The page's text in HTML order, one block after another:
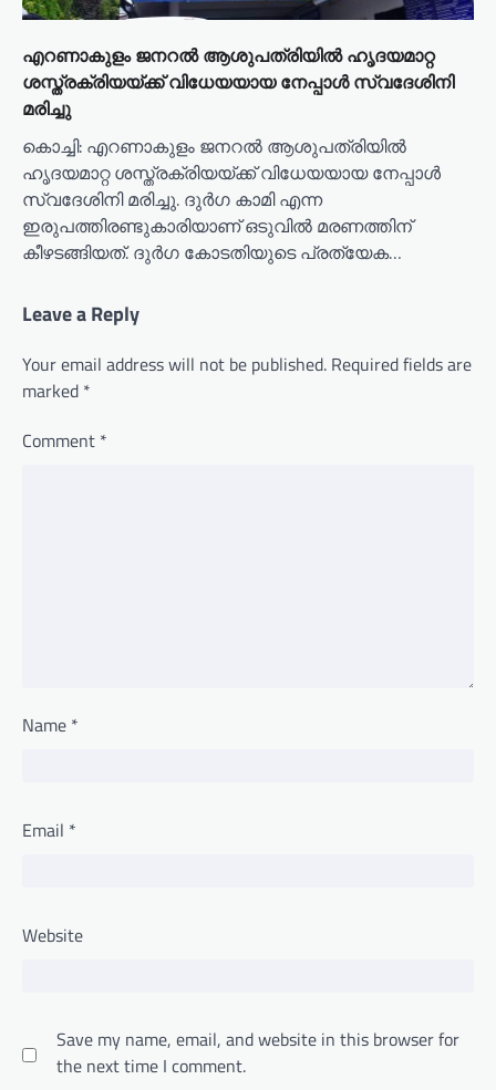
എറണാകുളം ജനറൽ ആശുപത്രിയിൽ ഹൃദയമാറ്റ
ശസ്ത്രക്രിയയ്ക്ക് വിധേയയായ നേപ്പാൾ സ്വദേശിനി
മരിച്ചു
കൊച്ചി: എറണാകുളം ജനറൽ ആശുപത്രിയിൽ
ഹൃദയമാറ്റ ശസ്ത്രക്രിയയ്ക്ക് വിധേയയായ നേപ്പാൾ
സ്വദേശിനി മരിച്ചു. ദുർഗ കാമി എന്ന
ഇരുപത്തിരണ്ടുകാരിയാണ് ഒടുവിൽ മരണത്തിന്
കീഴടങ്ങിയത്. ദുർഗ കോടതിയുടെ പ്രത്യേക…
Leave a Reply
Your email address will not be published. Required fields are
marked *
Comment *
Name *
Email *
Website
Save my name, email, and website in this browser for
the next time I comment.